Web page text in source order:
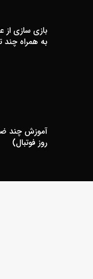
به همراه چند
آموزش چند
روز فوتبال)